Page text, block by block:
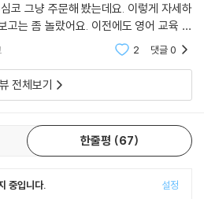
코 그냥 주문해 봤는데요. 이렇게 자세하
고는 좀 놀랐어요. 이전에도 영어 교육 서
책은 좀 달라요. 안에 내용이 너무 자세해
2 댓글0
전체보기
한줄평 67
중입니다. 설정